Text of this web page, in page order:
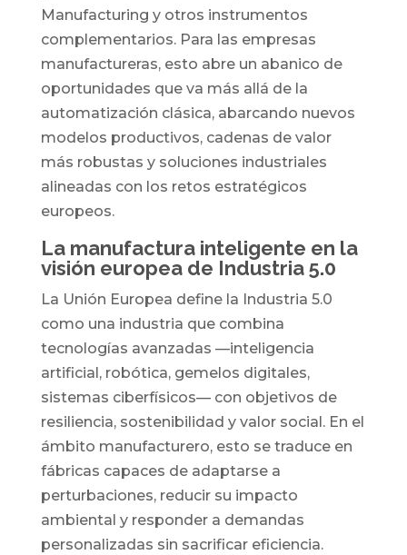
Manufacturing y otros instrumentos
complementarios. Para las empresas
manufactureras, esto abre un abanico de
oportunidades que va más allá de la
automatización clásica, abarcando nuevos
modelos productivos, cadenas de valor
más robustas y soluciones industriales
alineadas con los retos estratégicos
europeos.
La manufactura inteligente en la
visión europea de Industria 5.0
La Unión Europea define la Industria 5.0
como una industria que combina
tecnologías avanzadas —inteligencia
artificial, robótica, gemelos digitales,
sistemas ciberfísicos— con objetivos de
resiliencia, sostenibilidad y valor social. En el
ámbito manufacturero, esto se traduce en
fábricas capaces de adaptarse a
perturbaciones, reducir su impacto
ambiental y responder a demandas
personalizadas sin sacrificar eficiencia.